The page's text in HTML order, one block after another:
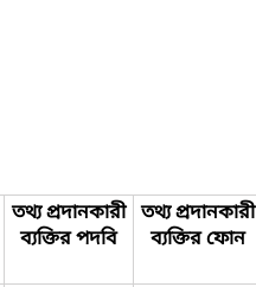
তথ্য প্রদানকারী
ব্যক্তির পদবি
তথ্য প্রদানকারী
ব্যক্তির ফোন